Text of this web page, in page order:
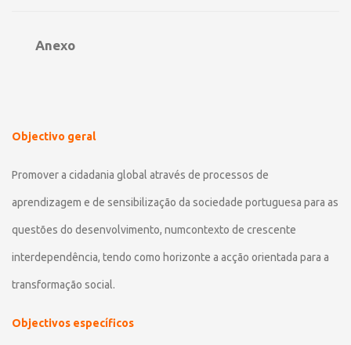
Anexo
Objectivo geral
Promover a cidadania global através de processos de
aprendizagem e de sensibilização da sociedade portuguesa para as
questões do desenvolvimento, numcontexto de crescente
interdependência, tendo como horizonte a acção orientada para a
transformação social.
Objectivos específicos